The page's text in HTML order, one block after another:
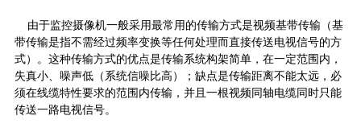
由于监控摄像机一般采用最常用的传输方式是视频基带传输（基
带传输是指不需经过频率变换等任何处理而直接传送电视信号的方
式）。这种传输方式的优点是传输系统构架简单，在一定范围内，
失真小、噪声低（系统信噪比高）；缺点是传输距离不能太远，必
须在线缆特性要求的范围内传输，并且一根视频同轴电缆同时只能
传送一路电视信号。